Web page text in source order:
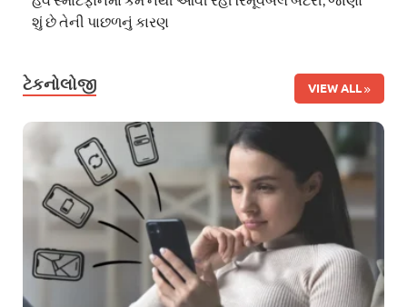
શું છે તેની પાછળનું કારણ
ટેકનોલોજી VIEW ALL